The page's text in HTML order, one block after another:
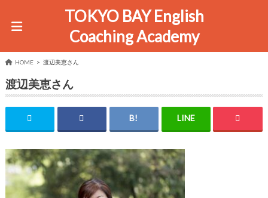
TOKYO BAY English
Coaching Academy
HOME 渡辺美恵さん
渡辺美恵さん